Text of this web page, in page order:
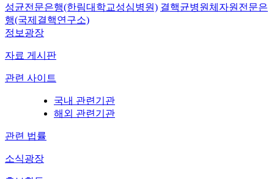
성균전문은행(한림대학교성심병원) 결핵균병원체자원전문은
행(국제결핵연구소)
정보광장
자료 게시판
관련 사이트
국내 관련기관
해외 관련기관
관련 법률
소식광장